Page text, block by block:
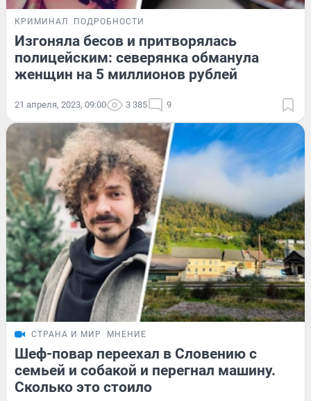
КРИМИНАЛ ПОДРОБНОСТИ
Изгоняла бесов и притворялась
полицейским: северянка обманула
женщин на 5 миллионов рублей
21 апреля, 2023, 09:00 3 385 9
СТРАНА И МИР МНЕНИЕ
Шеф-повар переехал в Словению с
семьей и собакой и перегнал машину.
Сколько это стоило